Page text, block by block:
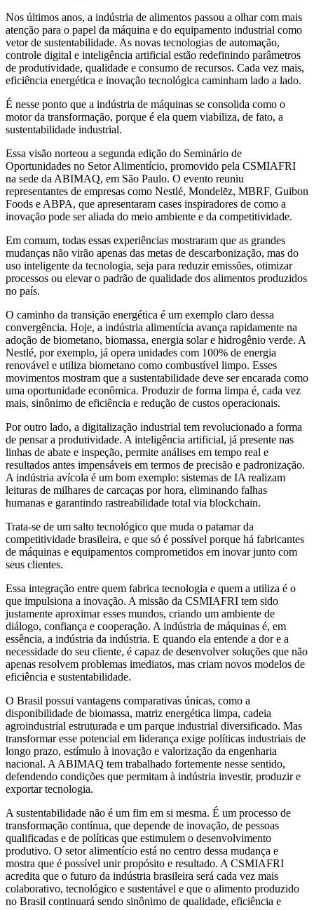
Nos últimos anos, a indústria de alimentos passou a olhar com mais
atenção para o papel da máquina e do equipamento industrial como
vetor de sustentabilidade. As novas tecnologias de automação,
controle digital e inteligência artificial estão redefinindo parâmetros
de produtividade, qualidade e consumo de recursos. Cada vez mais,
eficiência energética e inovação tecnológica caminham lado a lado.
É nesse ponto que a indústria de máquinas se consolida como o
motor da transformação, porque é ela quem viabiliza, de fato, a
sustentabilidade industrial.
Essa visão norteou a segunda edição do Seminário de
Oportunidades no Setor Alimentício, promovido pela CSMIAFRI
na sede da ABIMAQ, em São Paulo. O evento reuniu
representantes de empresas como Nestlé, Mondelēz, MBRF, Guibon
Foods e ABPA, que apresentaram cases inspiradores de como a
inovação pode ser aliada do meio ambiente e da competitividade.
Em comum, todas essas experiências mostraram que as grandes
mudanças não virão apenas das metas de descarbonização, mas do
uso inteligente da tecnologia, seja para reduzir emissões, otimizar
processos ou elevar o padrão de qualidade dos alimentos produzidos
no país.
O caminho da transição energética é um exemplo claro dessa
convergência. Hoje, a indústria alimentícia avança rapidamente na
adoção de biometano, biomassa, energia solar e hidrogênio verde. A
Nestlé, por exemplo, já opera unidades com 100% de energia
renovável e utiliza biometano como combustível limpo. Esses
movimentos mostram que a sustentabilidade deve ser encarada como
uma oportunidade econômica. Produzir de forma limpa é, cada vez
mais, sinônimo de eficiência e redução de custos operacionais.
Por outro lado, a digitalização industrial tem revolucionado a forma
de pensar a produtividade. A inteligência artificial, já presente nas
linhas de abate e inspeção, permite análises em tempo real e
resultados antes impensáveis em termos de precisão e padronização.
A indústria avícola é um bom exemplo: sistemas de IA realizam
leituras de milhares de carcaças por hora, eliminando falhas
humanas e garantindo rastreabilidade total via blockchain.
Trata-se de um salto tecnológico que muda o patamar da
competitividade brasileira, e que só é possível porque há fabricantes
de máquinas e equipamentos comprometidos em inovar junto com
seus clientes.
Essa integração entre quem fabrica tecnologia e quem a utiliza é o
que impulsiona a inovação. A missão da CSMIAFRI tem sido
justamente aproximar esses mundos, criando um ambiente de
diálogo, confiança e cooperação. A indústria de máquinas é, em
essência, a indústria da indústria. E quando ela entende a dor e a
necessidade do seu cliente, é capaz de desenvolver soluções que não
apenas resolvem problemas imediatos, mas criam novos modelos de
eficiência e sustentabilidade.
O Brasil possui vantagens comparativas únicas, como a
disponibilidade de biomassa, matriz energética limpa, cadeia
agroindustrial estruturada e um parque industrial diversificado. Mas
transformar esse potencial em liderança exige políticas industriais de
longo prazo, estímulo à inovação e valorização da engenharia
nacional. A ABIMAQ tem trabalhado fortemente nesse sentido,
defendendo condições que permitam à indústria investir, produzir e
exportar tecnologia.
A sustentabilidade não é um fim em si mesma. É um processo de
transformação contínua, que depende de inovação, de pessoas
qualificadas e de políticas que estimulem o desenvolvimento
produtivo. O setor alimentício está no centro dessa mudança e
mostra que é possível unir propósito e resultado. A CSMIAFRI
acredita que o futuro da indústria brasileira será cada vez mais
colaborativo, tecnológico e sustentável e que o alimento produzido
no Brasil continuará sendo sinônimo de qualidade, eficiência e